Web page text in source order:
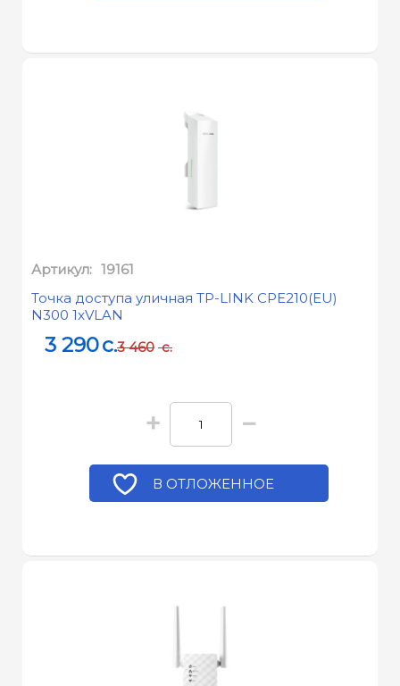
Артикул: 19161
Точка доступа уличная TP-LINK CPE210(EU)
N300 1xVLAN
3 290c.3 460 c.
+ −
В ОТЛОЖЕННОЕ